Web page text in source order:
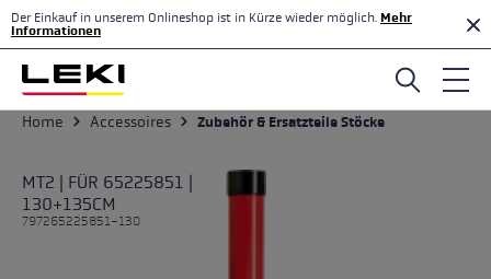
Zum Hauptinhalt springen
Der Einkauf in unserem Onlineshop ist in Kürze wieder möglich. Mehr
Informationen
Home Accessoires Zubehör & Ersatzteile Stöcke
MT2 | FÜR 65225851 |
130+135CM
797265225851-130